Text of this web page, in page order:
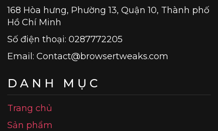
168 Hòa hưng, Phường 13, Quận 10, Thành phố
Hồ Chí Minh
Số điện thoại: 0287772205
Email: Contact@browsertweaks.com
DANH MỤC
Trang chủ
Sản phẩm